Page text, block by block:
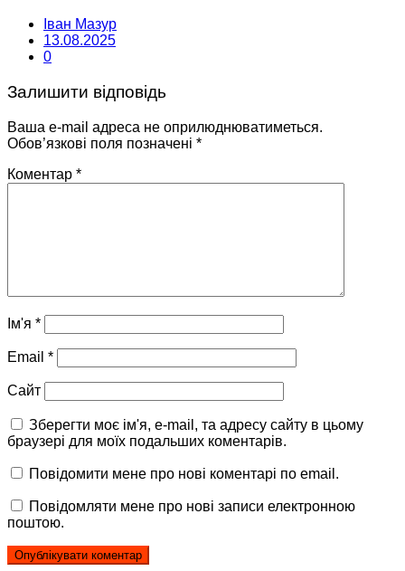
Іван Мазур
13.08.2025
0
Залишити відповідь
Ваша e-mail адреса не оприлюднюватиметься.
Обов’язкові поля позначені *
Коментар *
Ім'я *
Email *
Сайт
Зберегти моє ім'я, e-mail, та адресу сайту в цьому
браузері для моїх подальших коментарів.
Повідомити мене про нові коментарі по email.
Повідомляти мене про нові записи електронною
поштою.